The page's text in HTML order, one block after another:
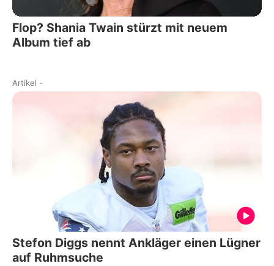
Flop? Shania Twain stürzt mit neuem
Album tief ab
Artikel -
Stefon Diggs nennt Ankläger einen Lügner
auf Ruhmsuche